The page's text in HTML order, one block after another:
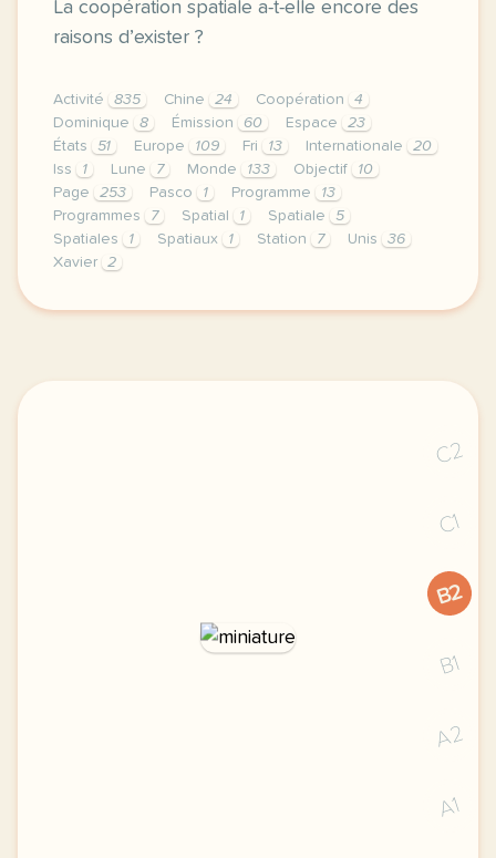
La coopération spatiale a-t-elle encore des
raisons d’exister ?
Activité 835 Chine 24 Coopération
4
Dominique
8 Émission 60 Espace
23
États
51 Europe 109 Fri 13 Internationale
20
Iss
1 Lune 7 Monde 133 Objectif
10
Page
253 Pasco 1 Programme
13
Programmes
7 Spatial 1 Spatiale
5
Spatiales
1 Spatiaux 1 Station 7 Unis
36
Xavier
2
le respect de votre vie privee est une priorite
C2
C1
B2
B1
A2
A1